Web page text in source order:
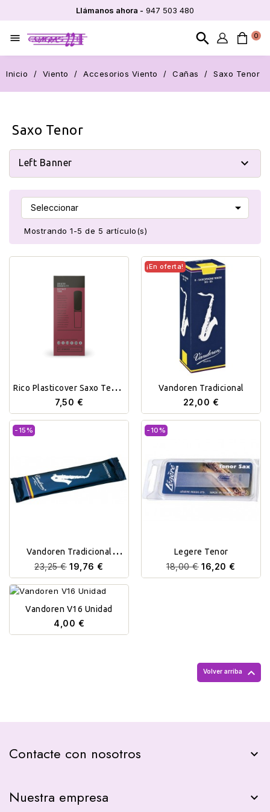
Llámanos ahora - 947 503 480
0
search

Inicio Viento Accesorios Viento Cañas Saxo Tenor
Saxo Tenor
Left Banner 
Seleccionar 
Mostrando 1-5 de 5 artículo(s)
Rico Plasticover Saxo Tenor
Unidad
7,50 €
¡En oferta!
Vandoren Tradicional
22,00 €
-15%
Vandoren Tradicional
Unidad
23,25 € 19,76 €
-10%
Legere Tenor
18,00 € 16,20 €
Vandoren V16 Unidad
4,00 €
Volver arriba 
Contacte con nosotros keyboard_arrow_down
Nuestra empresa 